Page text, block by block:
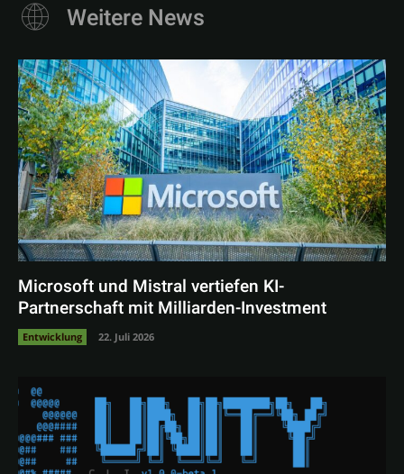
Weitere News
Microsoft und Mistral vertiefen KI-
Partnerschaft mit Milliarden-Investment
Entwicklung 22. Juli 2026